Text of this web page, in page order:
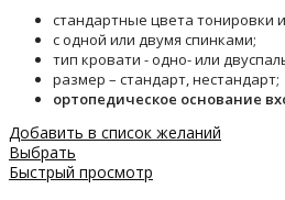
стандартные цвета тонировки
с одной или двумя спинками;
тип кровати - одно- или
размер – стандарт, нестандарт;
ортопедическое основание
Добавить в список желаний
Выбрать
Быстрый просмотр